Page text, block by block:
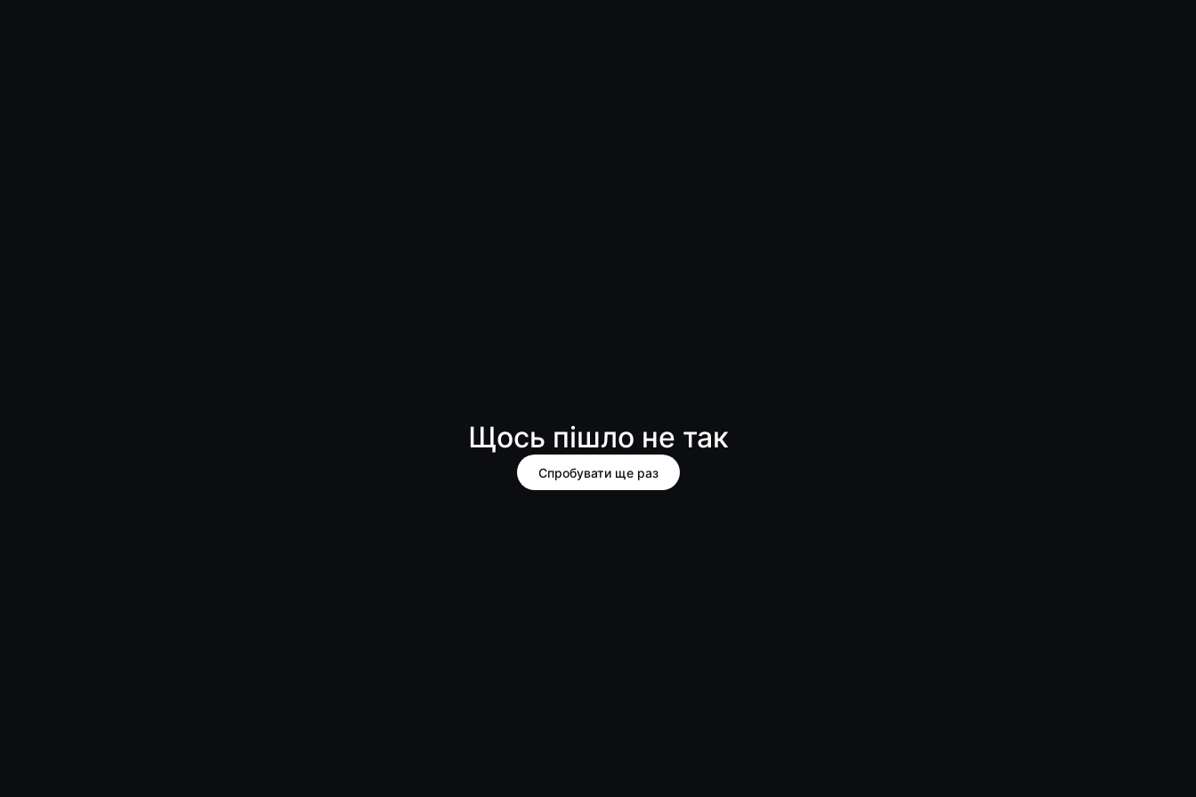
Щось пішло не так
Спробувати ще раз